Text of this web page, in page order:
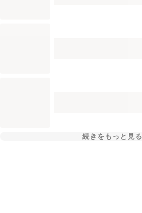
続きをもっと見る